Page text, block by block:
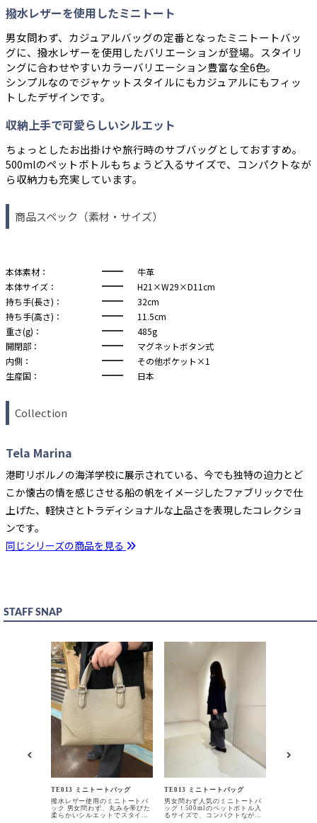
BLACK カートに入れる
撥水レザーを使用したミニトート
男女問わず、カジュアルバッグの定番となったミニトートバッ
グに、撥水レザーを使用したバリエーションが登場。スタイリ
ングに合わせやすいカラーバリエーション豊富な全6色。
シンプルなのでジャケットスタイルにもカジュアルにもフィッ
トしたデザインです。
収納上手で可愛らしいシルエット
ちょっとしたお出掛けや旅行時のサブバッグとしておすすめ。
500mlのペットボトルもちょうど入るサイズで、コンパクトなが
ら収納力も充実しています。
商品スペック（素材・サイズ）
本体素材：
牛革
本体サイズ：
H21×W29×D11cm
持ち手(長さ)：
32cm
持ち手(高さ)：
11.5cm
重さ(g)：
485g
開閉部：
マグネットボタン式
内側：
その他ポケット×1
生産国：
日本
Collection
Tela Marina
港町リボルノの海洋学校に展示されている、今でも独特の迫力とど
こか懐古の情を感じさせる船の帆をイメージしたファブリックで仕
上げた、軽快さとトラディショナルな上品さを表現したコレクショ
ンです。
同じシリーズの商品を見る
STAFF SNAP
TE013 ミニトートバッグ
撥水レザー使用のミニトートバ
ック 男女問わず、丸みを帯びた
柔らかいシルエットでスタイリ
TE013 ミニトートバッグ
男女問わず人気のミニトートバ
ッグ！500mlのペットボトル入
るサイズで、コンパクトながら